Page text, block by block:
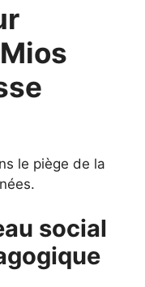
le piège de la
social